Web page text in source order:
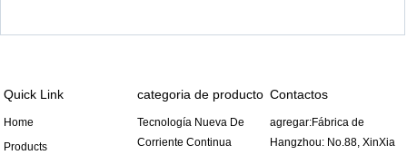
Quick Link
Home
Products
categoria de producto
Tecnología Nueva De
Corriente Continua
Contactos
agregar:Fábrica de
Hangzhou: No.88, XinXia